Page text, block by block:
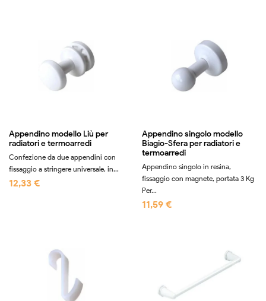
Appendino modello Liù per
radiatori e termoarredi
Confezione da due appendini con
fissaggio a stringere universale, in...
12,33 €
Appendino singolo modello
Biagio-Sfera per radiatori e
termoarredi
Appendino singolo in resina,
fissaggio con magnete, portata 3 Kg
Per...
11,59 €